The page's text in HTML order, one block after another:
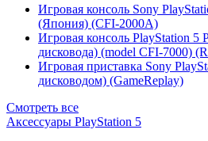
Игровая консоль Sony
(Япония) (CFI-2000A)
Игровая консоль PlayStation 5
дисковода) (model CFI-7000)
Игровая приставка Sony
дисководом) (GameReplay)
Смотреть все
Аксессуары PlayStation 5